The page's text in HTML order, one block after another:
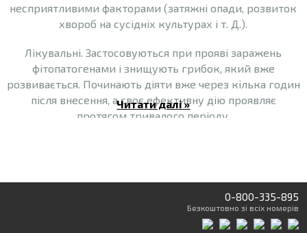
несприятливими факторами (затяжні опади, розвиток
хвороб на сусідніх культурах і т. Д.).
Лікувальні. Застосовуються при прояві заражень
фітопатогенами і знищують грибок, який вже
розвивається. Починають діяти вже через кілька годин
після внесення, а своє ефективну дію проявляє
протягом тривалого періоду.
органах рослин. Незалежно від того потрапили вони на
заражену ділянку чи ні. Такі препарати не тільки
лікувального виду а й профілактичного. Період
Читати далі »
0-800-335-895
Безкоштовно зі всіх номерів